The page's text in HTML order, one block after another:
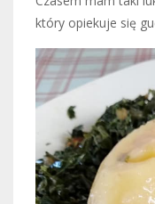
który opiekuje się